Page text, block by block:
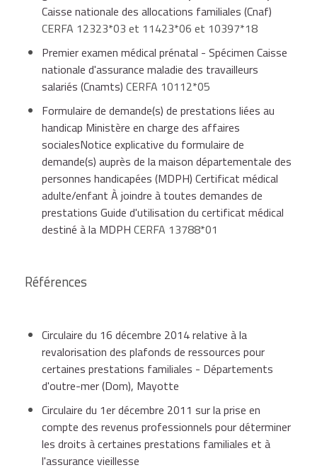
Caisse nationale des allocations familiales (Cnaf)
CERFA 12323*03 et 11423*06 et 10397*18
Premier examen médical prénatal - Spécimen Caisse
nationale d'assurance maladie des travailleurs
salariés (Cnamts) CERFA 10112*05
Formulaire de demande(s) de prestations liées au
handicap Ministère en charge des affaires
socialesNotice explicative du formulaire de
demande(s) auprès de la maison départementale des
personnes handicapées (MDPH) Certificat médical
adulte/enfant À joindre à toutes demandes de
prestations Guide d'utilisation du certificat médical
destiné à la MDPH CERFA 13788*01
Références
Circulaire du 16 décembre 2014 relative à la
revalorisation des plafonds de ressources pour
certaines prestations familiales - Départements
d'outre-mer (Dom), Mayotte
Circulaire du 1er décembre 2011 sur la prise en
compte des revenus professionnels pour déterminer
les droits à certaines prestations familiales et à
l'assurance vieillesse